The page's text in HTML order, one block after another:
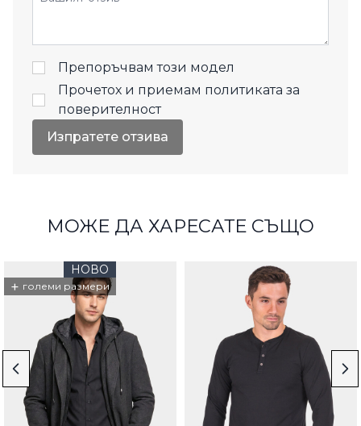
Препоръчвам този модел
Прочетох и приемам политиката за
поверителност
Изпратете отзива
МОЖЕ ДА ХАРЕСАТЕ СЪЩО
НОВО
+ големи размери